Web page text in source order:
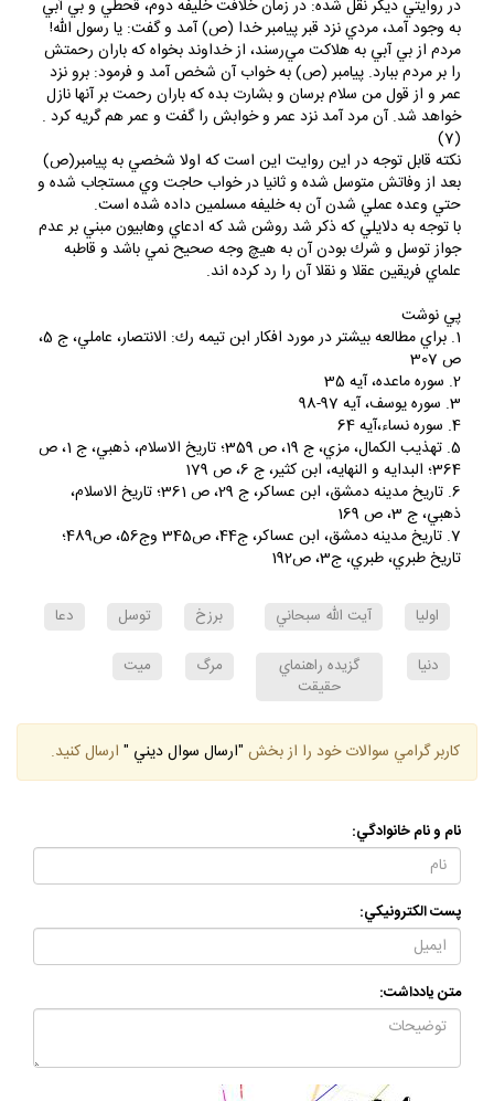
در روايتي ديگر نقل شده: در زمان خلافت خليفه دوم، قحطي و بي آبي
به وجود آمد، مردي نزد قبر پيامبر خدا (ص) آمد و گفت: يا رسول الله!
مردم از بي آبي به هلاكت مي‌رسند، از خداوند بخواه كه باران رحمتش
را بر مردم ببارد. پيامبر (ص) به خواب آن شخص آمد و فرمود: برو نزد
عمر و از قول من سلام برسان و بشارت بده كه باران رحمت بر آنها نازل
خواهد شد. آن مرد آمد نزد عمر و خوابش را گفت و عمر هم گريه كرد .
(7)
نكته قابل توجه در اين روايت اين است كه اولا شخصي به پيامبر(ص)
بعد از وفاتش متوسل شده و ثانيا در خواب حاجت وي مستجاب شده و
حتي وعده عملي شدن آن به خليفه مسلمين داده شده است.
با توجه به دلايلي كه ذكر شد روشن شد كه ادعاي وهابيون مبني بر عدم
جواز توسل و شرك بودن آن به هيچ وجه صحيح نمي باشد و قاطبه
علماي فريقين عقلا و نقلا آن را رد كرده اند.
پي نوشت
1. براي مطالعه بيشتر در مورد افكار ابن تيمه رك: الانتصار، عاملي، ج 5،
ص 307
2. سوره ماعده، آيه 35
3. سوره يوسف، آيه 97-98
4. سوره نساء،آيه 64
5. تهذيب الكمال، مزي، ج 19، ص 359؛ تاريخ الاسلام، ذهبي، ج 1، ص
364؛ البدايه و النهايه، ابن كثير، ج 6، ص 179
6. تاريخ مدينه دمشق، ابن عساكر، ج 29، ص 361؛ تاريخ الاسلام،
ذهبي، ج 3، ص 169
7. تاريخ مدينه دمشق، ابن عساكر، ج44، ص345 وج56، ص489؛
تاريخ طبري، طبري، ج3، ص192
اوليا آيت الله سبحاني برزخ توسل دعا
دنيا
گزيده راهنماي
حقيقت
مرگ ميت
كاربر گرامي سوالات خود را از بخش "ارسال سوال ديني " ارسال كنيد.
نام و نام خانوادگي:
پست الكترونيكي:
متن يادداشت: